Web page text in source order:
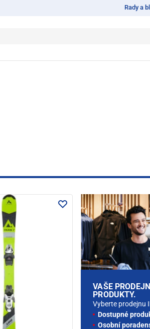
Rady a
VAŠE
PRODUKTY.
Vyberte prodejnu
Dostupné
Osobní